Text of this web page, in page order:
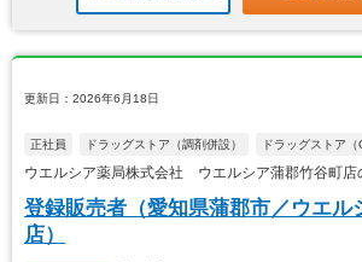
更新日：2026年6月18日
正社員 ドラッグストア（調剤併設） ドラッグストア（
ウエルシア薬局株式会社 ウエルシア蒲郡竹谷町店
登録販売者（愛知県蒲郡市／ウエル
店）